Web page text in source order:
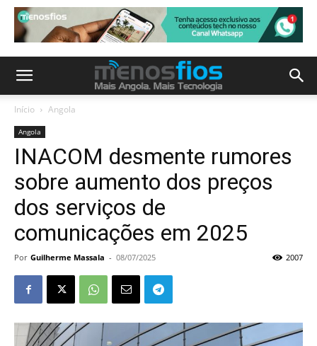
Início Angola
Angola
INACOM desmente rumores
sobre aumento dos preços
dos serviços de
comunicações em 2025
Por Guilherme Massala - 08/07/2025 2007